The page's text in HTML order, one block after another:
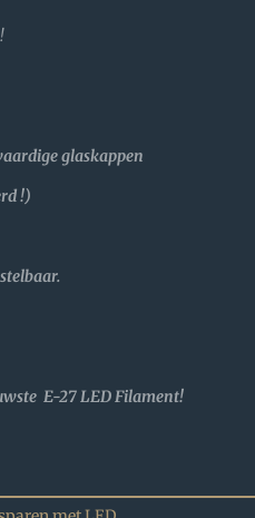
glaskappen
!)
E-27 LED Filament!